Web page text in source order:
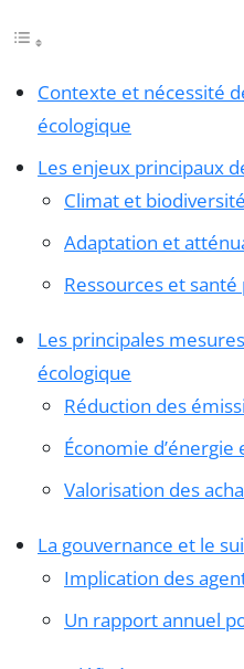
Contexte et nécessité
écologique
Les enjeux principaux
Climat et biodiversité
Adaptation et
Ressources et
Les principales
écologique
Réduction des
Économie
Valorisation des
La gouvernance et le
Implication des
Un rapport annuel